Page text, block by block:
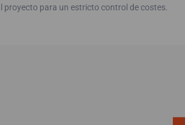
proyecto para un estricto control de costes.